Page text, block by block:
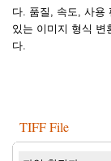
다. 품질, 속도, 사용
있는 이미지 형식 변
다.
TIFF File